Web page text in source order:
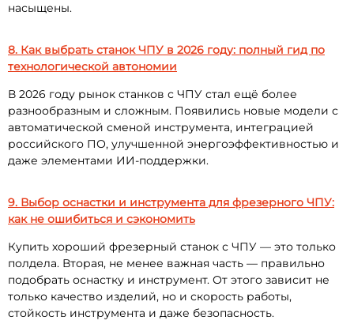
насыщены.
8. Как выбрать станок ЧПУ в 2026 году: полный гид по
технологической автономии
В 2026 году рынок станков с ЧПУ стал ещё более
разнообразным и сложным. Появились новые модели с
автоматической сменой инструмента, интеграцией
российского ПО, улучшенной энергоэффективностью и
даже элементами ИИ-поддержки.
9. Выбор оснастки и инструмента для фрезерного ЧПУ:
как не ошибиться и сэкономить
Купить хороший фрезерный станок с ЧПУ — это только
полдела. Вторая, не менее важная часть — правильно
подобрать оснастку и инструмент. От этого зависит не
только качество изделий, но и скорость работы,
стойкость инструмента и даже безопасность.